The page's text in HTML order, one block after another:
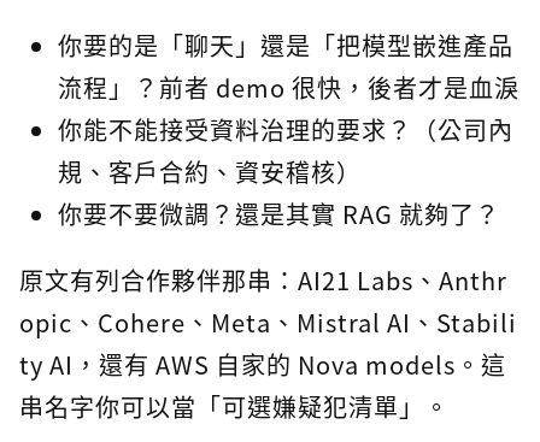
你要的是「聊天」還是「把模型嵌進產品
流程」？前者 demo 很快，後者才是血淚
你能不能接受資料治理的要求？（公司內
規、客戶合約、資安稽核）
你要不要微調？還是其實 RAG 就夠了？
原文有列合作夥伴那串：AI21 Labs、Anthr
opic、Cohere、Meta、Mistral AI、Stabili
ty AI，還有 AWS 自家的 Nova models。這
串名字你可以當「可選嫌疑犯清單」。